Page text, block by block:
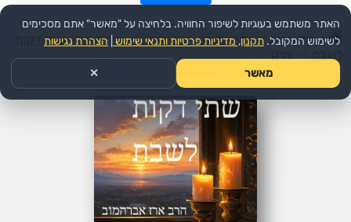
עמוד הבית >> דת ורוחני >> יהדות >>הפודקאסט: שתי דקות
האתר משתמש בעוגיות לשיפור החוויה. בלחיצה על "מאשר" אתם מסכימים
לשימוש המקובל. תקנון, מדיניות פרטיות ותנאי שימוש הצהרת נגישות
מאשר ✕